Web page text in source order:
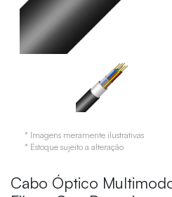
* Imagens meramente ilustrativas
* Estoque sujeito a alteração
Cabo Óptico